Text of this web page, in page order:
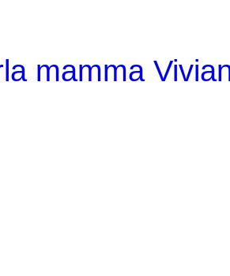
mamma